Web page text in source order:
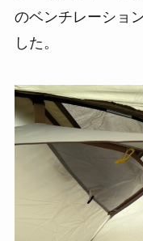
のベンチレーショ
した。